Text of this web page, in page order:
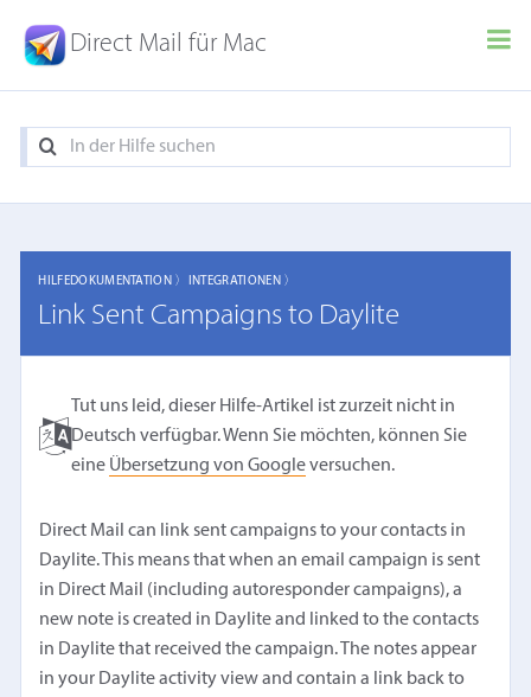
Direct Mail für Mac
HILFEDOKUMENTATION 〉 INTEGRATIONEN 〉
Link Sent Campaigns to Daylite
Tut uns leid, dieser Hilfe-Artikel ist zurzeit nicht in
Deutsch verfügbar. Wenn Sie möchten, können Sie
eine Übersetzung von Googleversuchen.
Direct Mail can link sent campaigns to your contacts in
Daylite. This means that when an email campaign is sent
in Direct Mail (including autoresponder campaigns), a
new note is created in Daylite and linked to the contacts
in Daylite that received the campaign. The notes appear
in your Daylite activity view and contain a link back to